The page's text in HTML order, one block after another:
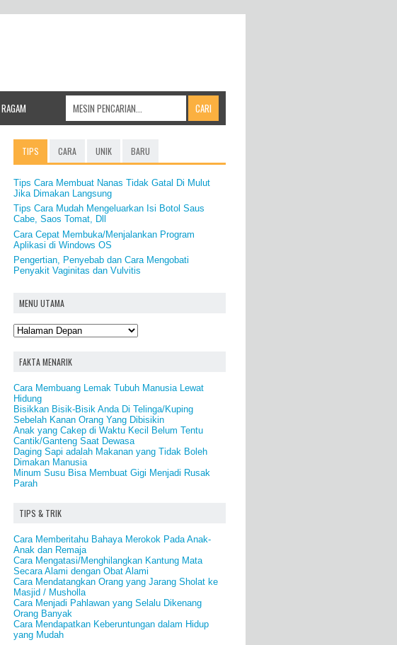
RAGAM
TIPS CARA UNIK BARU
Tips Cara Membuat Nanas Tidak Gatal Di Mulut
Jika Dimakan Langsung
Tips Cara Mudah Mengeluarkan Isi Botol Saus
Cabe, Saos Tomat, Dll
Cara Cepat Membuka/Menjalankan Program
Aplikasi di Windows OS
Pengertian, Penyebab dan Cara Mengobati
Penyakit Vaginitas dan Vulvitis
MENU UTAMA
FAKTA MENARIK
Cara Membuang Lemak Tubuh Manusia Lewat
Hidung
Bisikkan Bisik-Bisik Anda Di Telinga/Kuping
Sebelah Kanan Orang Yang Dibisikin
Anak yang Cakep di Waktu Kecil Belum Tentu
Cantik/Ganteng Saat Dewasa
Daging Sapi adalah Makanan yang Tidak Boleh
Dimakan Manusia
Minum Susu Bisa Membuat Gigi Menjadi Rusak
Parah
TIPS & TRIK
Cara Memberitahu Bahaya Merokok Pada Anak-
Anak dan Remaja
Cara Mengatasi/Menghilangkan Kantung Mata
Secara Alami dengan Obat Alami
Cara Mendatangkan Orang yang Jarang Sholat ke
Masjid / Musholla
Cara Menjadi Pahlawan yang Selalu Dikenang
Orang Banyak
Cara Mendapatkan Keberuntungan dalam Hidup
yang Mudah